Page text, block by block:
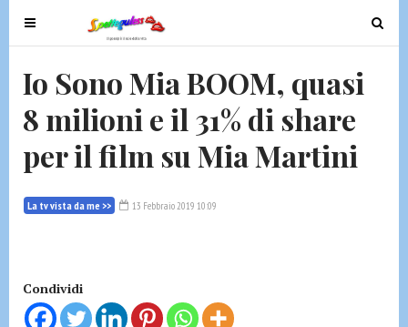
T
o
l
e
n
a
v
i
t
T
o
Io Sono Mia BOOM, quasi
8 milioni e il 31% di share
per il film su Mia Martini
La tv vista da me >> 13 Febbraio 2019 10:09
Condividi